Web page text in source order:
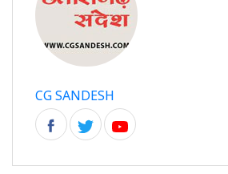
CG SANDESH